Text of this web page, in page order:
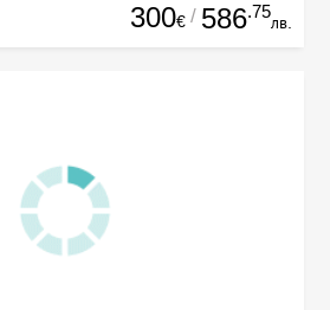
300€ / 586.75
лв.